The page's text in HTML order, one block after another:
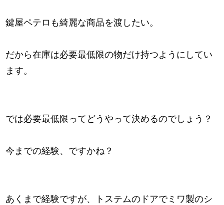
鍵屋ペテロも綺麗な商品を渡したい。
だから在庫は必要最低限の物だけ持つようにしてい
ます。
では必要最低限ってどうやって決めるのでしょう？
今までの経験、ですかね？
あくまで経験ですが、トステムのドアでミワ製のシ